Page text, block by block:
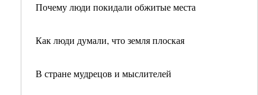
Почему люди покидали обжитые места
Как люди думали, что земля плоская
В стране мудрецов и мыслителей